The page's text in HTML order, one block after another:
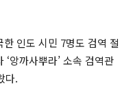
인도 시민 7명도 검역 절
앙까사뿌라’ 소속 검역관
다.